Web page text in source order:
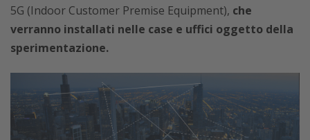
5G (Indoor Customer Premise Equipment), che
verranno installati nelle case e uffici oggetto della
sperimentazione.